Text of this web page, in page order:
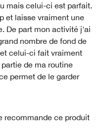
mais celui-ci est parfait.
et laisse vraiment une
De part mon activité j'ai
nombre de fond de
celui-ci fait vraiment
de ma routine
permet de le garder
recommande ce produit